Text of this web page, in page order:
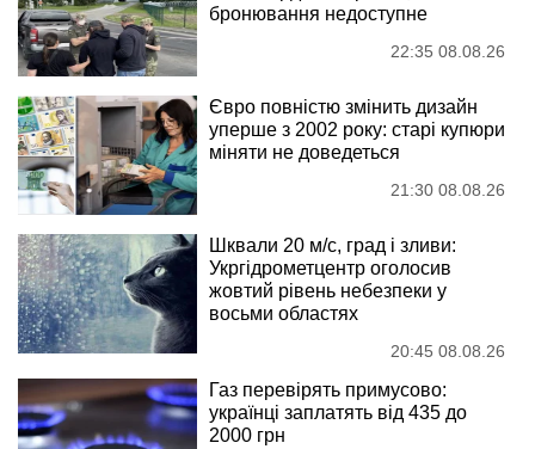
бронювання недоступне
22:35 08.08.26
Євро повністю змінить дизайн
уперше з 2002 року: старі купюри
міняти не доведеться
21:30 08.08.26
Шквали 20 м/с, град і зливи:
Укргідрометцентр оголосив
жовтий рівень небезпеки у
восьми областях
20:45 08.08.26
Газ перевірять примусово:
українці заплатять від 435 до
2000 грн